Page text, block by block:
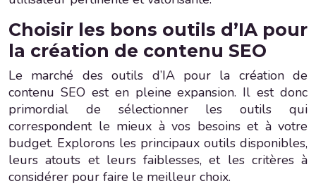
Choisir les bons outils d’IA pour
la création de contenu SEO
Le marché des outils d’IA pour la création de
contenu SEO est en pleine expansion. Il est donc
primordial de sélectionner les outils qui
correspondent le mieux à vos besoins et à votre
budget. Explorons les principaux outils disponibles,
leurs atouts et leurs faiblesses, et les critères à
considérer pour faire le meilleur choix.